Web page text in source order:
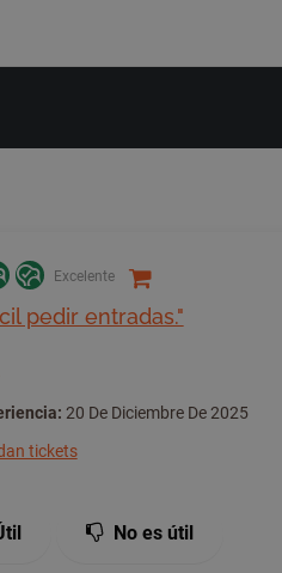
Excelente
pedir entradas."
20 De Diciembre De 2025
tickets
No es útil